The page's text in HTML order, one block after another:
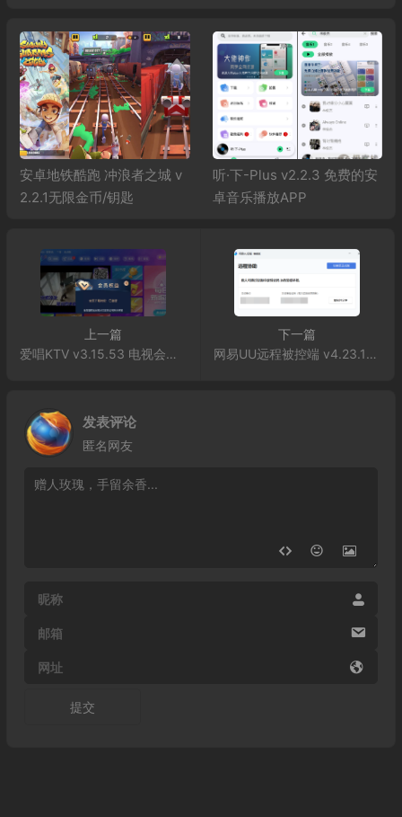
安卓地铁酷跑 冲浪者之城 v
2.2.1无限金币/钥匙
听·下-Plus v2.2.3 免费的安
卓音乐播放APP
上一篇
爱唱KTV v3.15.53 电视会员版
下一篇
网易UU远程被控端 v4.23.1单文件精简版
发表评论
匿名网友
昵称
邮箱
网址
提交